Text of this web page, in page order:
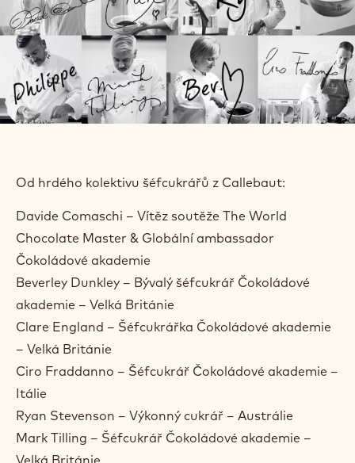
Od hrdého kolektivu šéfcukrářů z Callebaut:
Davide Comaschi – Vítěz soutěže The World
Chocolate Master & Globální ambassador
Čokoládové akademie
Beverley Dunkley – Bývalý šéfcukrář Čokoládové
akademie – Velká Británie
Clare England – Šéfcukrářka Čokoládové akademie
– Velká Británie
Ciro Fraddanno – Šéfcukrář Čokoládové akademie –
Itálie
Ryan Stevenson – Výkonný cukrář – Austrálie
Mark Tilling – Šéfcukrář Čokoládové akademie –
Velká Británie